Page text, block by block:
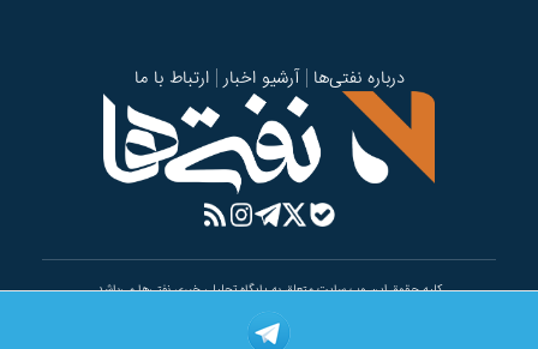
درباره نفتی‌ها آرشیو اخبار ارتباط با ما
کلیه حقوق این وب سایت متعلق به پایگاه تحلیلی خبری نفتی‌ها می‌باشد